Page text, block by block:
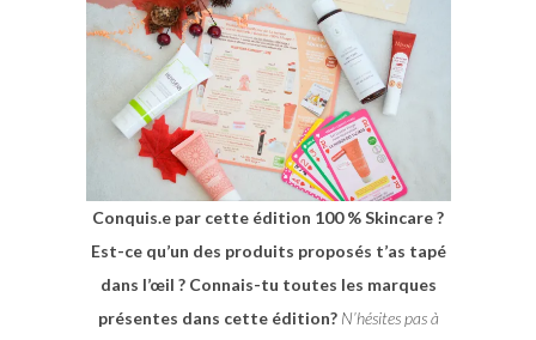
Conquis.e par cette édition 100 % Skincare ?
Est-ce qu’un des produits proposés t’as tapé
dans l’œil ? Connais-tu toutes les marques
présentes dans cette édition? N’hésites pas à